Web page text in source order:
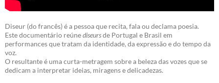
Diseur (do francês) é a pessoa que recita, fala ou declama poesia.
Este documentário reúnediseursde Portugal e Brasil em
performances que tratam da identidade, da expressão e do tempo da
voz.
O resultante é uma curta-metragem sobre a beleza das vozes que se
dedicam a interpretar ideias, miragens e delicadezas.